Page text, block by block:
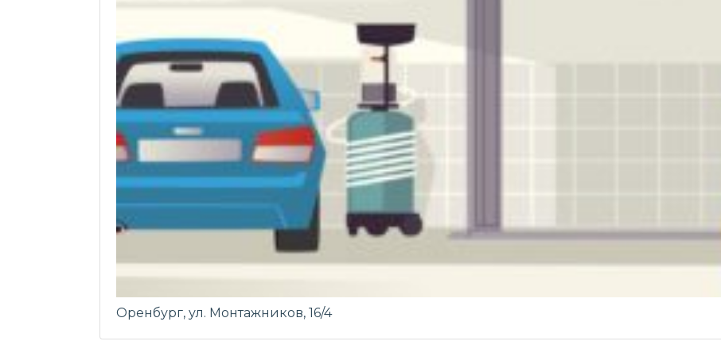
Оренбург, ул. Монтажников, 16/4